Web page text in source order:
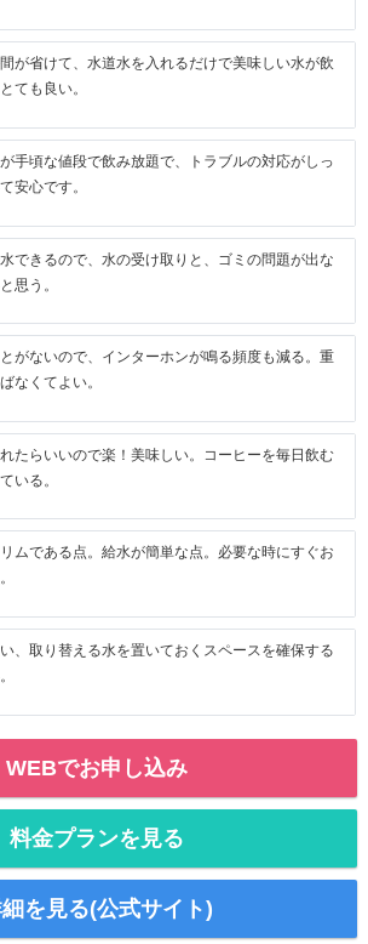
が省けて、水道水を入れるだけで美味しい水が飲
ても良い。
手頃な値段で飲み放題で、トラブルの対応がしっ
安心です。
できるので、水の受け取りと、ゴミの問題が出な
思う。
がないので、インターホンが鳴る頻度も減る。重
なくてよい。
たらいいので楽！美味しい。コーヒーを毎日飲む
いる。
ムである点。給水が簡単な点。必要な時にすぐお
、取り替える水を置いておくスペースを確保する
WEBでお申し込み
料金プランを見る
を見る(公式サイト)